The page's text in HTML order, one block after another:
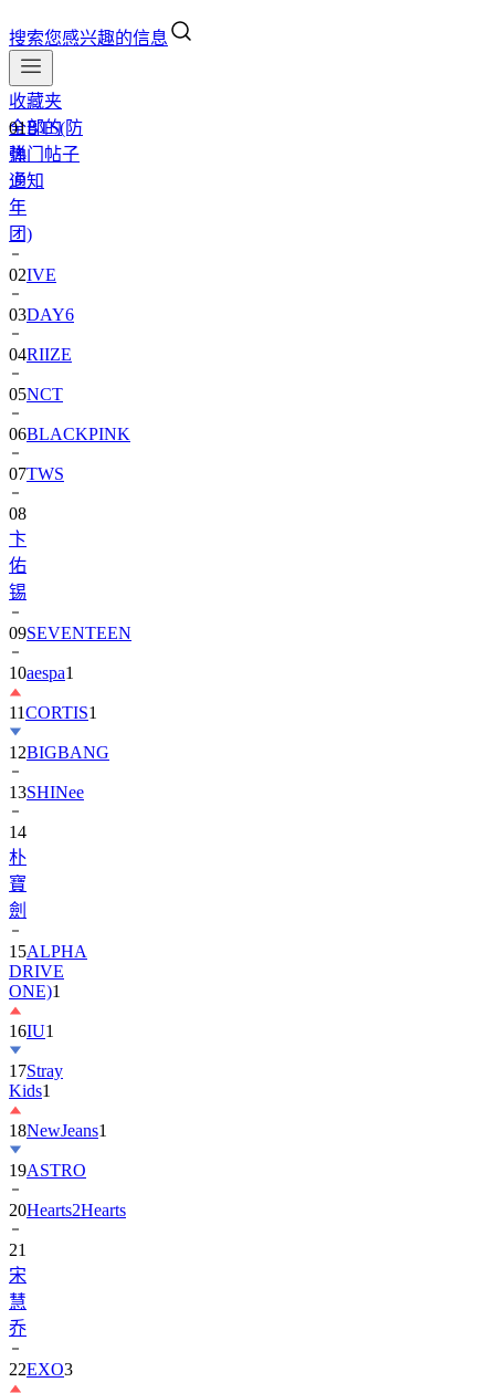
搜索您感兴趣的信息
收藏夹
全部的
热门帖子
通知
01BTS(防
弹
少
年
团)
02IVE
03DAY6
04RIIZE
05NCT
06BLACKPINK
07TWS
08
卞
佑
锡
09SEVENTEEN
10aespa1
11CORTIS1
12BIGBANG
13SHINee
14
朴
寶
劍
15ALPHA
DRIVE
ONE)1
16IU1
17Stray
Kids1
18NewJeans1
19ASTRO
20Hearts2Hearts
21
宋
慧
乔
22EXO3